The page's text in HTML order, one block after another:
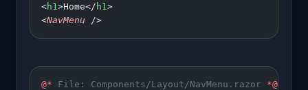
<h1 >Home</ h1 >
<NavMenu />
@* File: Components/Layout/NavMenu.razor *@